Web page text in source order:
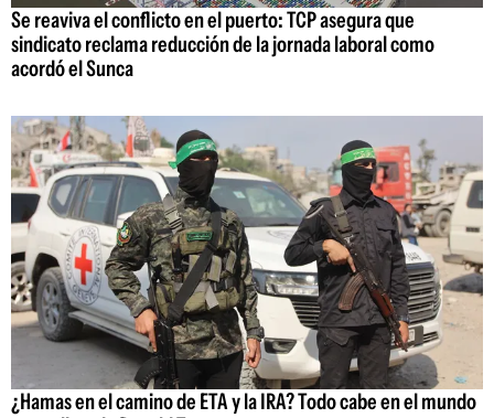
Se reaviva el conflicto en el puerto: TCP asegura que
sindicato reclama reducción de la jornada laboral como
acordó el Sunca
¿Hamas en el camino de ETA y la IRA? Todo cabe en el mundo